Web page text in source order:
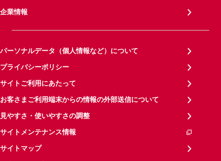
企業情報
パーソナルデータ（個人情報など）について
プライバシーポリシー
サイトご利用にあたって
お客さまご利用端末からの情報の外部送信について
見やすさ・使いやすさの調整
サイトメンテナンス情報
サイトマップ